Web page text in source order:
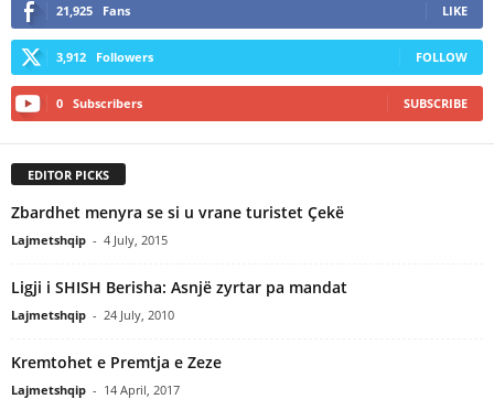
21,925 Fans LIKE
3,912 Followers FOLLOW
0 Subscribers SUBSCRIBE
EDITOR PICKS
Zbardhet menyra se si u vrane turistet Çekë
Lajmetshqip - 4 July, 2015
Ligji i SHISH Berisha: Asnjë zyrtar pa mandat
Lajmetshqip - 24 July, 2010
Kremtohet e Premtja e Zeze
Lajmetshqip - 14 April, 2017